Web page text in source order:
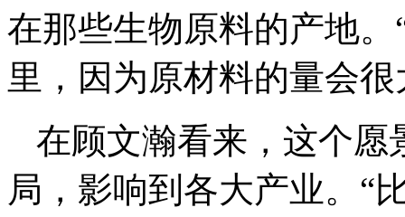
在那些生物原料的产地
里，因为原材料的量会很
在顾文瀚看来，这个愿
局，影响到各大产业。“